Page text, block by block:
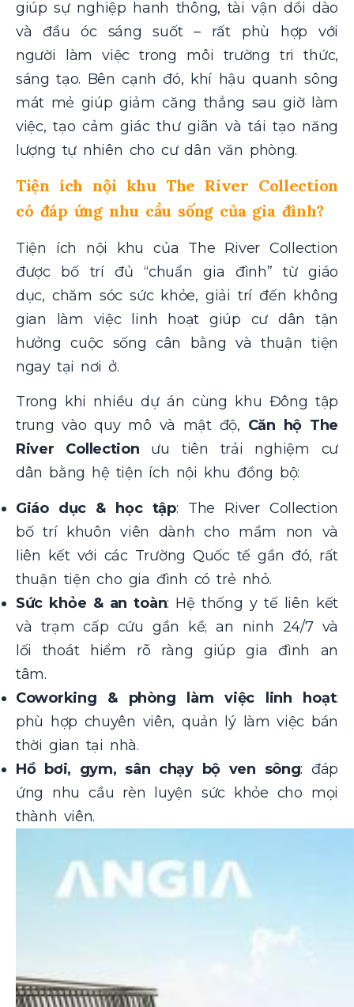
giúp sự nghiệp hanh thông, tài vận dồi dào
và đầu óc sáng suốt – rất phù hợp với
người làm việc trong môi trường tri thức,
sáng tạo. Bên cạnh đó, khí hậu quanh sông
mát mẻ giúp giảm căng thẳng sau giờ làm
việc, tạo cảm giác thư giãn và tái tạo năng
lượng tự nhiên cho cư dân văn phòng.
Tiện ích nội khu The River Collection
có đáp ứng nhu cầu sống của gia đình?
Tiện ích nội khu của The River Collection
được bố trí đủ “chuẩn gia đình” từ giáo
dục, chăm sóc sức khỏe, giải trí đến không
gian làm việc linh hoạt giúp cư dân tận
hưởng cuộc sống cân bằng và thuận tiện
ngay tại nơi ở.
Trong khi nhiều dự án cùng khu Đông tập
trung vào quy mô và mật độ, Căn hộ The
River Collection ưu tiên trải nghiệm cư
dân bằng hệ tiện ích nội khu đồng bộ:
Giáo dục & học tập: The River Collection
bố trí khuôn viên dành cho mầm non và
liên kết với các Trường Quốc tế gần đó, rất
thuận tiện cho gia đình có trẻ nhỏ.
Sức khỏe & an toàn: Hệ thống y tế liên kết
và trạm cấp cứu gần kề; an ninh 24/7 và
lối thoát hiểm rõ ràng giúp gia đình an
tâm.
Coworking & phòng làm việc linh hoạt:
phù hợp chuyên viên, quản lý làm việc bán
thời gian tại nhà.
Hồ bơi, gym, sân chạy bộ ven sông: đáp
ứng nhu cầu rèn luyện sức khỏe cho mọi
thành viên.